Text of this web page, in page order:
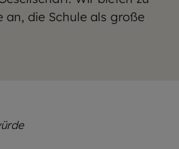
an, die Schule als große